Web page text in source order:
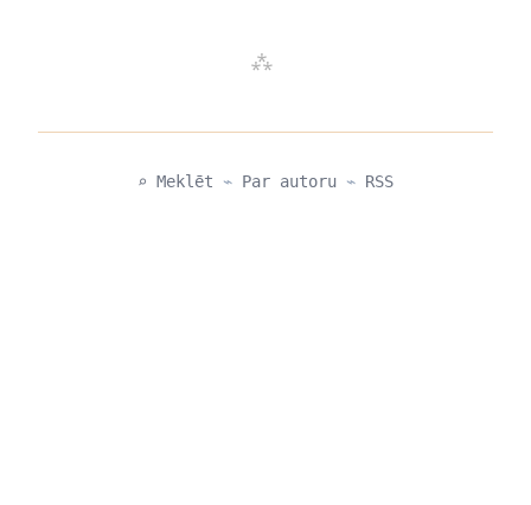
⌕ Meklēt ⌁ Par autoru ⌁ RSS